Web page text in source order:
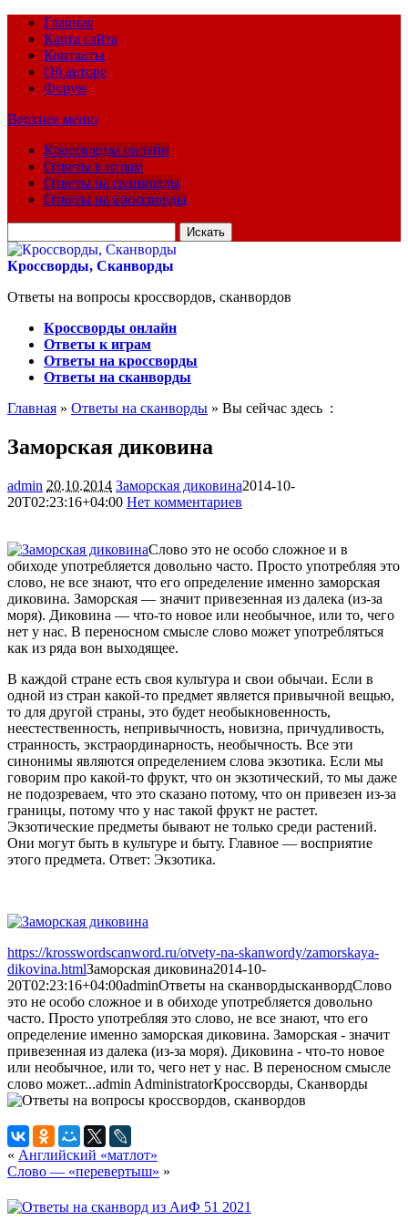
Главная
Карта сайта
Контакты
Об авторе
Форум
Верхнее меню
Кроссворды онлайн
Ответы к играм
Ответы на сканворды
Ответы на кроссворды
для:
Кроссворды, Сканворды
Ответы на вопросы кроссвордов, сканвордов
Кроссворды онлайн
Ответы к играм
Ответы на кроссворды
Ответы на сканворды
Главная » Ответы на сканворды » Вы сейчас здесь :
Заморская диковина
admin 20.10.2014 Заморская диковина2014-10-
20T02:23:16+04:00 Нет комментариев
Слово это не особо сложное и в
обиходе употребляется довольно часто. Просто употребляя это
слово, не все знают, что его определение именно заморская
диковина. Заморская — значит привезенная из далека (из-за
моря). Диковина — что-то новое или необычное, или то, чего
нет у нас. В переносном смысле слово может употребляться
как из ряда вон выходящее.
В каждой стране есть своя культура и свои обычаи. Если в
одной из стран какой-то предмет является привычной вещью,
то для другой страны, это будет необыкновенность,
неестественность, непривычность, новизна, причудливость,
странность, экстраординарность, необычность. Все эти
синонимы являются определением слова экзотика. Если мы
говорим про какой-то фрукт, что он экзотический, то мы даже
не подозреваем, что это сказано потому, что он привезен из-за
границы, потому что у нас такой фрукт не растет.
Экзотические предметы бывают не только среди растений.
Они могут быть в культуре и быту. Главное — восприятие
этого предмета. Ответ: Экзотика.
https://krosswordscanword.ru/otvety-na-skanwordy/zamorskaya-
dikovina.htmlЗаморская диковина2014-10-
20T02:23:16+04:00adminОтветы на сканвордысканвордСлово
это не особо сложное и в обиходе употребляется довольно
часто. Просто употребляя это слово, не все знают, что его
определение именно заморская диковина. Заморская - значит
привезенная из далека (из-за моря). Диковина - что-то новое
или необычное, или то, чего нет у нас. В переносном смысле
слово может...admin AdministratorКроссворды, Сканворды
« Английский «матлот»
Слово — «перевертыш» »